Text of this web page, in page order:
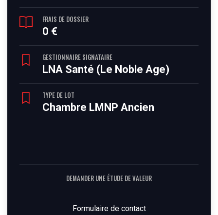
FRAIS DE DOSSIER
0 €
GESTIONNAIRE SIGNATAIRE
LNA Santé (Le Noble Age)
TYPE DE LOT
Chambre LMNP Ancien
DEMANDER UNE ÉTUDE DE VALEUR
Formulaire de contact